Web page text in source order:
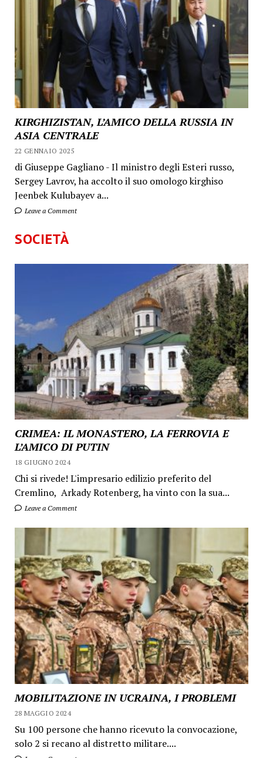
KIRGHIZISTAN, L’AMICO DELLA RUSSIA IN
ASIA CENTRALE
22 GENNAIO 2025
di Giuseppe Gagliano - Il ministro degli Esteri russo,
Sergey Lavrov, ha accolto il suo omologo kirghiso
Jeenbek Kulubayev a...
Leave a Comment
SOCIETÀ
CRIMEA: IL MONASTERO, LA FERROVIA E
L’AMICO DI PUTIN
18 GIUGNO 2024
Chi si rivede! L'impresario edilizio preferito del
Cremlino, Arkady Rotenberg, ha vinto con la sua...
Leave a Comment
MOBILITAZIONE IN UCRAINA, I PROBLEMI
28 MAGGIO 2024
Su 100 persone che hanno ricevuto la convocazione,
solo 2 si recano al distretto militare....